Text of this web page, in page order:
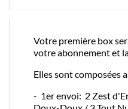
Votre première box
votre abonnement et
Elles sont composées
- 1er envoi: 2 Zest